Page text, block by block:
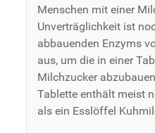
Menschen mit einer
Unverträglichkeit ist
abbauenden Enzyms
aus, um die in einer
Milchzucker
Tablette enthält meist
als ein Esslöffel